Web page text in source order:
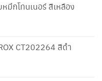
มึกโทนเนอร์ สีเหลือง
CT202264 สีดำ